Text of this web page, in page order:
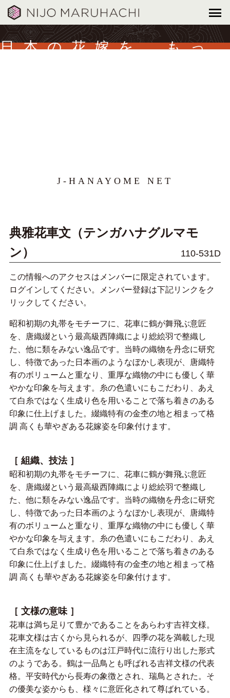
日本の花嫁を、もっ
J-HANAYOME NET
典雅花車文（テンガハナグルマモ
ン）
110-531D
この情報へのアクセスはメンバーに限定されています。
ログインしてください。メンバー登録は下記リンクをク
リックしてください。
昭和初期の丸帯をモチーフに、花車に鶴が舞飛ぶ意匠
を、唐織綴という最高級西陣織により総絵羽で整織し
た、他に類をみない逸品です。当時の織物を丹念に研究
し、特徴であった日本画のようなぼかし表現が、唐織特
有のボリュームと重なり、重厚な織物の中にも優しく華
やかな印象を与えます。糸の色遣いにもこだわり、あえ
て白糸ではなく生成り色を用いることで落ち着きのある
印象に仕上げました。綴織特有の金杢の地と相まって格
調 高くも華やぎある花嫁姿を印象付けます。
［ 組織、技法 ］
昭和初期の丸帯をモチーフに、花車に鶴が舞飛ぶ意匠
を、唐織綴という最高級西陣織により総絵羽で整織し
た、他に類をみない逸品です。当時の織物を丹念に研究
し、特徴であった日本画のようなぼかし表現が、唐織特
有のボリュームと重なり、重厚な織物の中にも優しく華
やかな印象を与えます。糸の色遣いにもこだわり、あえ
て白糸ではなく生成り色を用いることで落ち着きのある
印象に仕上げました。綴織特有の金杢の地と相まって格
調 高くも華やぎある花嫁姿を印象付けます。
［ 文様の意味 ］
花車は満ち足りて豊かであることをあらわす吉祥文様。
花車文様は古くから見られるが、四季の花を満載した現
在主流をなしているものは江戸時代に流行り出した形式
のようである。鶴は一品鳥とも呼ばれる吉祥文様の代表
格。平安時代から長寿の象徴とされ、瑞鳥とされた。そ
の優美な姿からも、様々に意匠化されて尊ばれている。